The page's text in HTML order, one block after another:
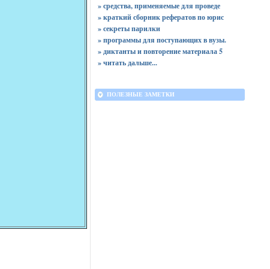
» средства, применяемые для проведе
» краткий сборник рефератов по юрис
» секреты парилки
» программы для поступающих в вузы.
» диктанты и повторение материала 5
»читать дальше...
ПОЛЕЗНЫЕ ЗАМЕТКИ